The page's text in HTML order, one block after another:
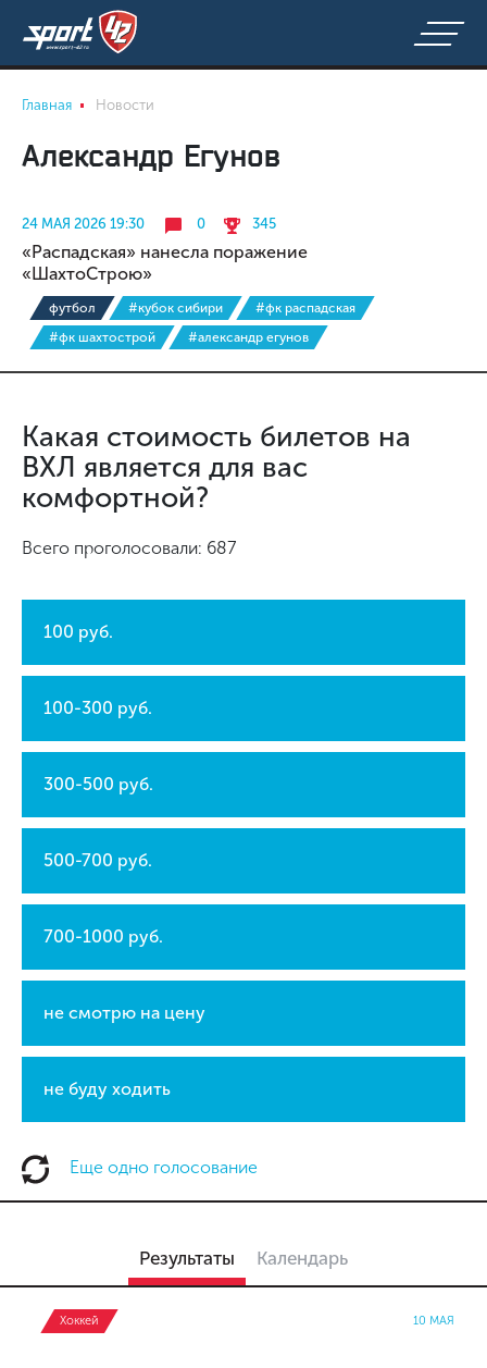
Главная Новости
Александр Егунов
24 МАЯ 2026 19:30 0 345
«Распадская» нанесла поражение
«ШахтоСтрою»
футбол #кубок сибири
#фк распадская
#фк шахтострой
#александр егунов
Какая стоимость билетов на
ВХЛ является для вас
комфортной?
Всего проголосовали: 687
100 руб.
100-300 руб.
300-500 руб.
500-700 руб.
700-1000 руб.
не смотрю на цену
не буду ходить
Еще одно голосование
Результаты Календарь
Хоккей 10 МАЯ